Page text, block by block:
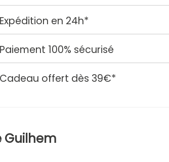
Expédition en 24h*
Paiement 100% sécurisé
Cadeau offert dès 39€*
Guilhem